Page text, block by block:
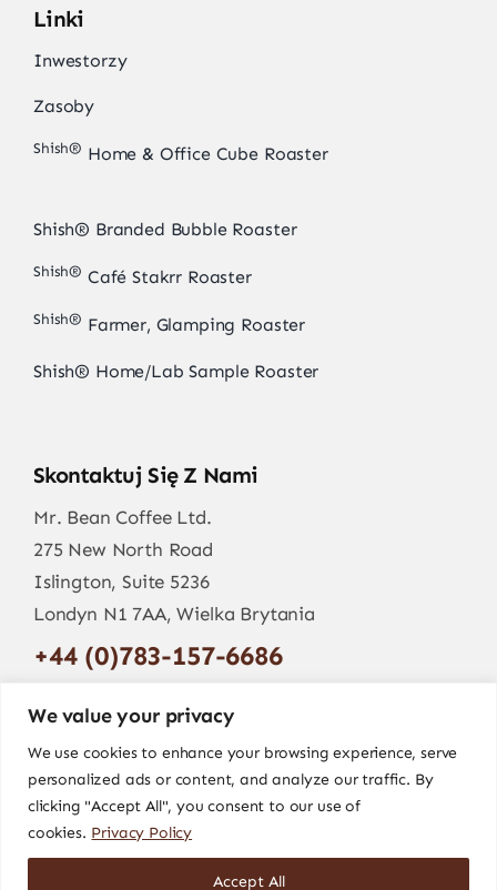
We value your privacy
We use cookies to enhance your browsing experience, serve
personalized ads or content, and analyze our traffic. By
clicking "Accept All", you consent to our use of
cookies. Privacy Policy
Accept All
Linki
Inwestorzy
Zasoby
Shish® Home & Office Cube Roaster
Shish® Branded Bubble Roaster
Shish® Café Stakrr Roaster
Shish® Farmer, Glamping Roaster
Shish® Home/Lab Sample Roaster
Skontaktuj Się Z Nami
Mr. Bean Coffee Ltd.
275 New North Road
Islington, Suite 5236
Londyn N1 7AA, Wielka Brytania
+44 (0)783-157-6686